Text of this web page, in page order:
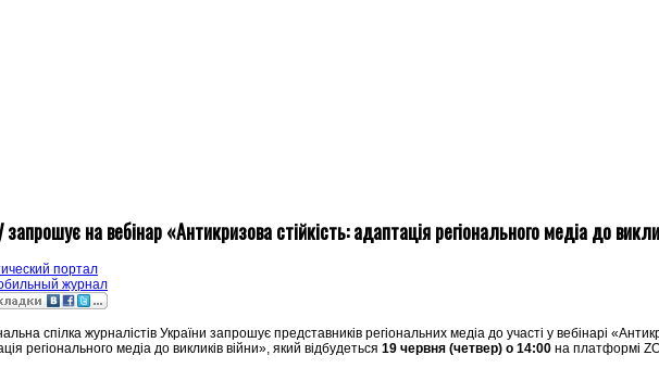
на вебінар «Антикризова стійкість: адаптація регіонального медіа до
портал
журнал
спілка журналістів України запрошує представників регіональних медіа до участі у вебінарі
регіонального медіа до викликів війни», який відбудеться 19 червня (четвер) о 14:00 на платформі